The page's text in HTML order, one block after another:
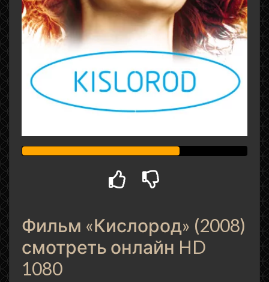
Фильм «Кислород» (2008)
смотреть онлайн HD
1080